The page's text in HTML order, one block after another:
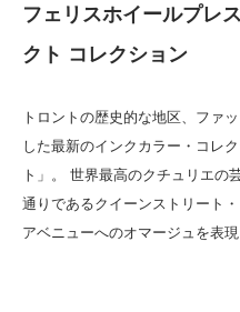
フェリスホイールプレ
クト コレクション
トロントの歴史的な地区、ファ
した最新のインクカラー・コレ
ト」。 世界最高のクチュリエの
通りであるクイーンストリート
アベニューへのオマージュを表現